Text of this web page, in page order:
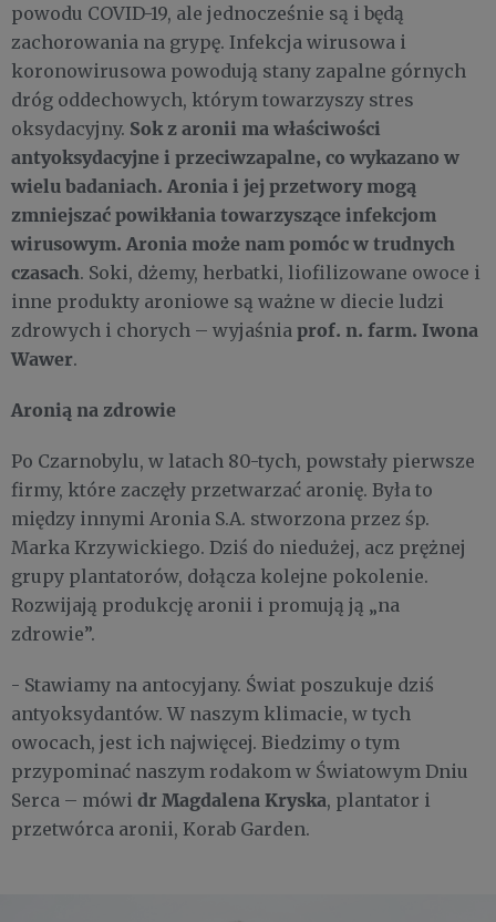
powodu COVID-19, ale jednocześnie są i będą
zachorowania na grypę. Infekcja wirusowa i
koronowirusowa powodują stany zapalne górnych
dróg oddechowych, którym towarzyszy stres
oksydacyjny. Sok z aronii ma właściwości
antyoksydacyjne i przeciwzapalne, co wykazano w
wielu badaniach. Aronia i jej przetwory mogą
zmniejszać powikłania towarzyszące infekcjom
wirusowym. Aronia może nam pomóc w trudnych
czasach. Soki, dżemy, herbatki, liofilizowane owoce i
inne produkty aroniowe są ważne w diecie ludzi
zdrowych i chorych – wyjaśnia prof. n. farm. Iwona
Wawer.
Aronią na zdrowie
Po Czarnobylu, w latach 80-tych, powstały pierwsze
firmy, które zaczęły przetwarzać aronię. Była to
między innymi Aronia S.A. stworzona przez śp.
Marka Krzywickiego. Dziś do niedużej, acz prężnej
grupy plantatorów, dołącza kolejne pokolenie.
Rozwijają produkcję aronii i promują ją „na
zdrowie”.
- Stawiamy na antocyjany. Świat poszukuje dziś
antyoksydantów. W naszym klimacie, w tych
owocach, jest ich najwięcej. Biedzimy o tym
przypominać naszym rodakom w Światowym Dniu
Serca – mówi dr Magdalena Kryska, plantator i
przetwórca aronii, Korab Garden.